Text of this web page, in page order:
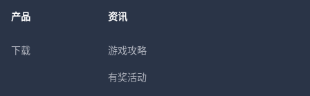
产品
下载
资讯
游戏攻略
有奖活动